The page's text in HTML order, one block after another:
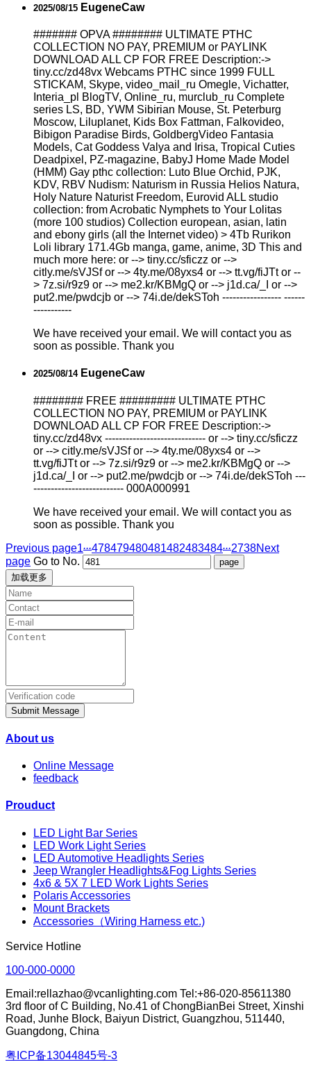
2025/08/15 EugeneCaw
####### OPVA ######## ULTIMATE РТНС
COLLECTION NO PAY, PREMIUM or PAYLINK
DOWNLOAD ALL СР FOR FREE Description:->
tiny.cc/zd48vx Webcams РТНС since 1999 FULL
STICKAM, Skype, video_mail_ru Omegle, Vichatter,
Interia_pl BlogTV, Online_ru, murclub_ru Complete
series LS, BD, YWM Sibirian Mouse, St. Peterburg
Moscow, Liluplanet, Kids Box Fattman, Falkovideo,
Bibigon Paradise Birds, GoldbergVideo Fantasia
Models, Cat Goddess Valya and Irisa, Tropical Cuties
Deadpixel, PZ-magazine, BabyJ Home Made Model
(HMM) Gay рthс collection: Luto Blue Orchid, PJK,
KDV, RBV Nudism: Naturism in Russia Helios Natura,
Holy Nature Naturist Freedom, Eurovid ALL studio
collection: from Acrobatic Nymрhеts to Your Lоlitаs
(more 100 studios) Collection european, asian, latin
and ebony girls (all the Internet video) > 4Tb Rurikon
Lоli library 171.4Gb manga, game, anime, 3D This and
much more here: or --> tiny.cc/sficzz or -->
citly.me/sVJSf or --> 4ty.me/08yxs4 or --> tt.vg/fiJTt or --
> 7z.si/r9z9 or --> me2.kr/KBMgQ or --> j1d.ca/_I or -->
put2.me/pwdcjb or --> 74i.de/dekSToh ----------------- ------
-----------
We have received your email. We will contact you as
soon as possible. Thank you
2025/08/14EugeneCaw
######## FREE ######### ULTIMATE РТНС
COLLECTION NO PAY, PREMIUM or PAYLINK
DOWNLOAD ALL СР FOR FREE Description:->
tiny.cc/zd48vx ----------------------------- or --> tiny.cc/sficzz
or --> citly.me/sVJSf or --> 4ty.me/08yxs4 or -->
tt.vg/fiJTt or --> 7z.si/r9z9 or --> me2.kr/KBMgQ or -->
j1d.ca/_I or --> put2.me/pwdcjb or --> 74i.de/dekSToh ---
-------------------------- 000A000991
We have received your email. We will contact you as
soon as possible. Thank you
Previous page1...478479480481482483484...2738Next
page Go to No.
加载更多
Submit Message
About us
Online Message
feedback
Prouduct
LED Light Bar Series
LED Work Light Series
LED Automotive Headlights Series
Jeep Wrangler Headlights&Fog Lights Series
4x6 & 5X 7 LED Work Lights Series
Polaris Accessories
Mount Brackets
Accessories（Wiring Harness etc.)
Service Hotline
100-000-0000
Email:rellazhao@vcanlighting.com Tel:+86-020-85611380
3rd floor of C Building, No.41 of ChongBianBei Street, Xinshi
Road, Junhe Block, Baiyun District, Guangzhou, 511440,
Guangdong, China
粤ICP备13044845号-3